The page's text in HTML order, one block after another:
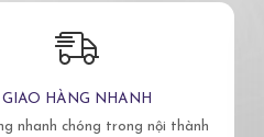
GIAO HÀNG NHANH
nhanh chóng trong nội thành